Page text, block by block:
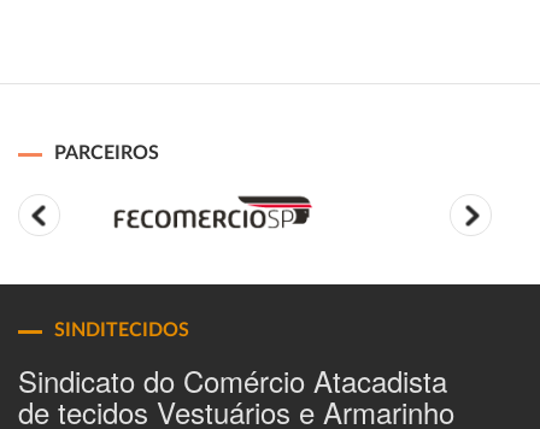
PARCEIROS
SINDITECIDOS
Sindicato do Comércio Atacadista
de tecidos Vestuários e Armarinho